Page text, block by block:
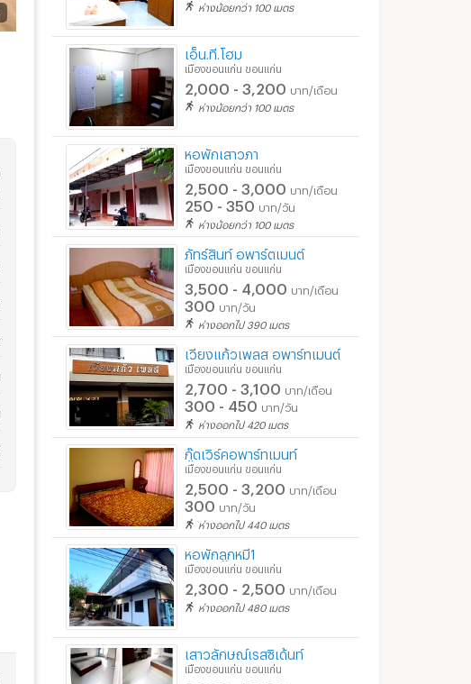
ห่างน้อยกว่า 100 เมตร
เอ็น.ที.โฮม
เมืองขอนแก่น ขอนแก่น
2,000 - 3,200 บาท/เดือน
ห่างน้อยกว่า 100 เมตร
หอพักเสาวภา
เมืองขอนแก่น ขอนแก่น
2,500 - 3,000 บาท/เดือน
250 - 350 บาท/วัน
ห่างน้อยกว่า 100 เมตร
ภัทร์สินท์ อพาร์ตเมนต์
เมืองขอนแก่น ขอนแก่น
3,500 - 4,000 บาท/เดือน
300 บาท/วัน
ห่างออกไป 390 เมตร
เวียงแก้วเพลส อพาร์ทเมนต์
เมืองขอนแก่น ขอนแก่น
2,700 - 3,100 บาท/เดือน
300 - 450 บาท/วัน
ห่างออกไป 420 เมตร
กู๊ดเวิร์คอพาร์ทเมนท์
เมืองขอนแก่น ขอนแก่น
2,500 - 3,200 บาท/เดือน
300 บาท/วัน
ห่างออกไป 440 เมตร
หอพักลูกหมี1
เมืองขอนแก่น ขอนแก่น
2,300 - 2,500 บาท/เดือน
ห่างออกไป 480 เมตร
เสาวลักษณ์เรสซิเด้นท์
เมืองขอนแก่น ขอนแก่น